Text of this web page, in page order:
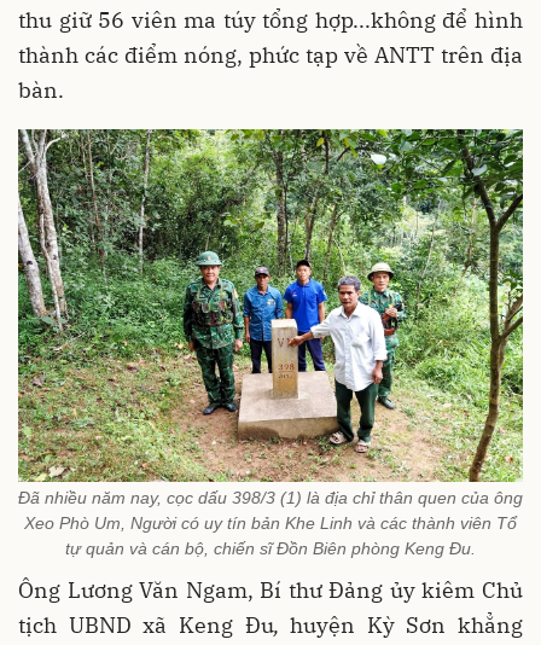
thu giữ 56 viên ma túy tổng hợp...không để hình
thành các điểm nóng, phức tạp về ANTT trên địa
bàn.
Đã nhiều năm nay, cọc dấu 398/3 (1) là địa chỉ thân quen của ông
Xeo Phò Um, Người có uy tín bản Khe Linh và các thành viên Tổ
tự quản và cán bộ, chiến sĩ Đồn Biên phòng Keng Đu.
Ông Lương Văn Ngam, Bí thư Đảng ủy kiêm Chủ
tịch UBND xã Keng Đu,huyện Kỳ Sơn khẳng